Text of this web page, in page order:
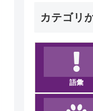
カテゴリ
語彙